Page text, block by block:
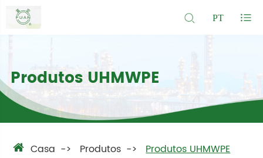
PT
Produtos UHMWPE
Casa Produtos Produtos UHMWPE